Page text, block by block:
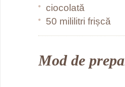
ciocolată
50 mililitri frișcă
Mod de